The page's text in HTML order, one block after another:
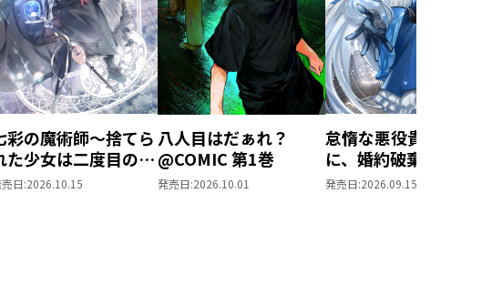
彩の魔術師～捨てら
た少女は二度目の人
を妖精と歩む～
日:2026.10.15
八人目はだぁれ？
@COMIC 第1巻
発売日:2026.10.01
怠惰な悪役貴族の俺
に、婚約破棄された
役令嬢が嫁いだら最
発売日:2026.09.15